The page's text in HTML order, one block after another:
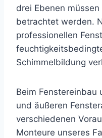
drei Ebenen
betrachtet werden.
professionellen
Schimmelbildung
Beim Fenstereinbau
und äußeren
verschiedenen
Monteure unseres